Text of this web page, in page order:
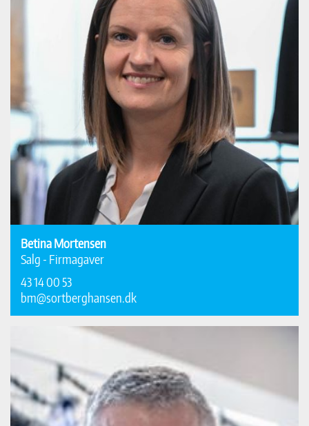
Betina Mortensen
Salg - Firmagaver
43 14 00 53
bm@sortberghansen.dk